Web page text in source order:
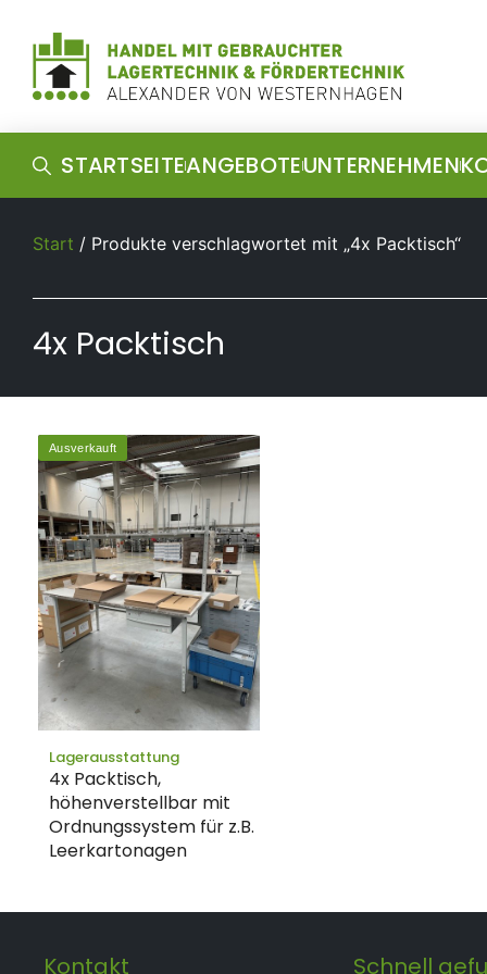
STARTSEITEANGEBOTEUNTERNEHMEN
Start / Produkte verschlagwortet mit „4x Packtisch“
4x Packtisch
Ausverkauft
Lagerausstattung
4x Packtisch,
höhenverstellbar mit
Ordnungssystem für z.B.
Leerkartonagen
Kontakt Schnell